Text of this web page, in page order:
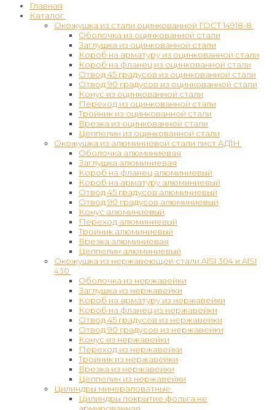
Главная
Каталог
Окожушка из стали оцинкованной ГОСТ 14918-8
Оболочка из оцинкованной стали
Заглушка из оцинкованной стали
Короб на арматуру из оцинкованной стали
Короб на фланец из оцинкованной стали
Отвод 45 градусов из оцинкованной стали
Отвод 90 градусов из оцинкованной стали
Конус из оцинкованной стали
Переход из оцинкованной стали
Тройник из оцинкованной стали
Врезка из оцинкованной стали
Цеппелин из оцинкованной стали
Окожушка из алюминиевой стали лист АД1Н
Оболочка алюминиевая
Заглушка алюминиевая
Короб на фланец алюминиевый
Короб на арматуру алюминиевый
Отвод 45 градусов алюминиевый
Отвод 90 градусов алюминиевый
Конус алюминиевый
Переход алюминиевый
Тройник алюминиевый
Врезка алюминиевая
Цеппелин алюминиевый
Окожушка из нержавеющей стали AISI 304 и AISI
430
Оболочка из нержавейки
Заглушка из нержавейки
Короб на арматуру из нержавейки
Короб на фланец из нержавейки
Отвод 45 градусов из нержавейки
Отвод 90 градусов из нержавейки
Конус из нержавейки
Переход из нержавейки
Тройник из нержавейки
Врезка из нержавейки
Цеппелин из нержавейки
Цилиндры минераловатные
Цилиндры покрытие фольга не